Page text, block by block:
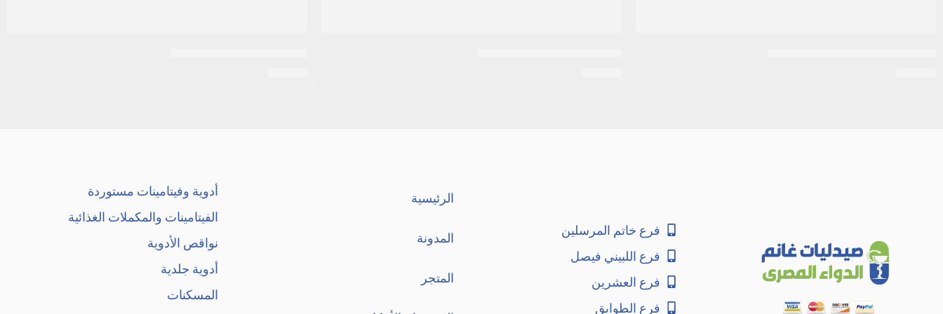
فرع خاتم المرسلين
فرع اللبيني فيصل
فرع العشرين
فرع الطوابق
الرئيسية
المدونة
المتجر
أدوية وفيتامينات مستوردة
الفيتامينات والمكملات الغذائية
نواقص الأدوية
أدوية جلدية
المسكنات